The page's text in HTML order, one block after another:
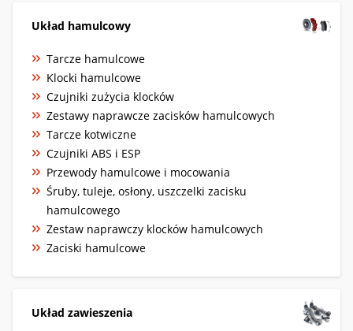
Układ hamulcowy
Tarcze hamulcowe
Klocki hamulcowe
Czujniki zużycia klocków
Zestawy naprawcze zacisków hamulcowych
Tarcze kotwiczne
Czujniki ABS i ESP
Przewody hamulcowe i mocowania
Śruby, tuleje, osłony, uszczelki zacisku
hamulcowego
Zestaw naprawczy klocków hamulcowych
Zaciski hamulcowe
Układ zawieszenia